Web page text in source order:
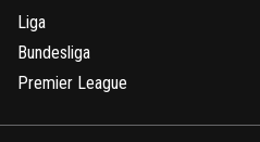
Liga
Bundesliga
Premier League